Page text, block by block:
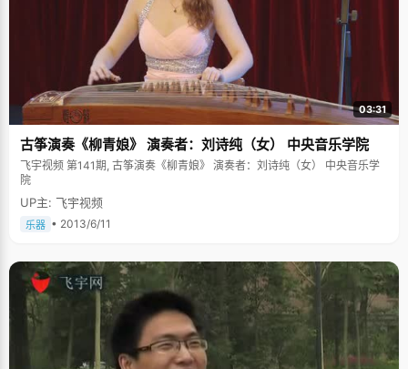
03:31
古筝演奏《柳青娘》 演奏者：刘诗纯（女） 中央音乐学院
飞宇视频 第141期, 古筝演奏《柳青娘》 演奏者：刘诗纯（女） 中央音乐学
院
UP主: 飞宇视频
乐器 • 2013/6/11